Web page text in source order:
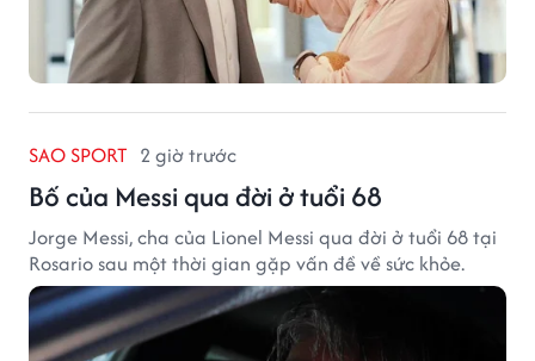
SAO SPORT 2 giờ trước
Bố của Messi qua đời ở tuổi 68
Jorge Messi, cha của Lionel Messi qua đời ở tuổi 68 tại
Rosario sau một thời gian gặp vấn đề về sức khỏe.